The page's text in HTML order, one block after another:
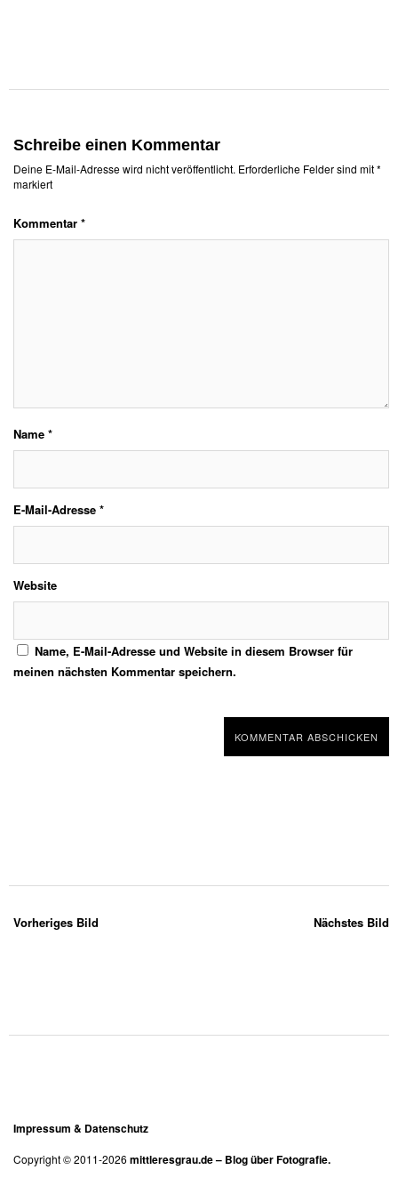
Schreibe einen Kommentar
Deine E-Mail-Adresse wird nicht veröffentlicht. Erforderliche Felder sind mit*
markiert
Kommentar *
Name *
E-Mail-Adresse *
Website
Name, E-Mail-Adresse und Website in diesem Browser für
meinen nächsten Kommentar speichern.
Nächstes Bild
Vorheriges Bild
Impressum & Datenschutz
Copyright © 2011-2026 mittleresgrau.de – Blog über Fotografie.